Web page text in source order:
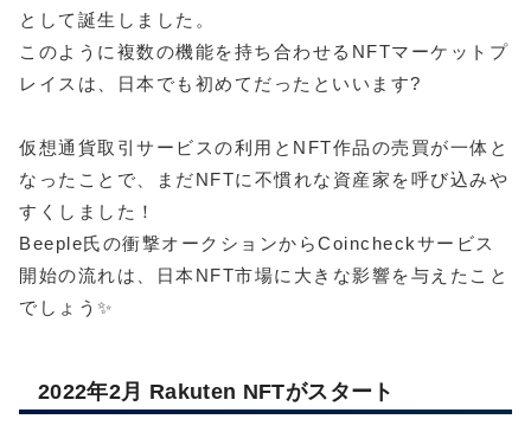
として誕生しました。
このように複数の機能を持ち合わせるNFTマーケットプ
レイスは、日本でも初めてだったといいます?
仮想通貨取引サービスの利用とNFT作品の売買が一体と
なったことで、まだNFTに不慣れな資産家を呼び込みや
すくしました！
Beeple氏の衝撃オークションからCoincheckサービス
開始の流れは、日本NFT市場に大きな影響を与えたこと
でしょう✨
2022年2月 Rakuten NFTがスタート